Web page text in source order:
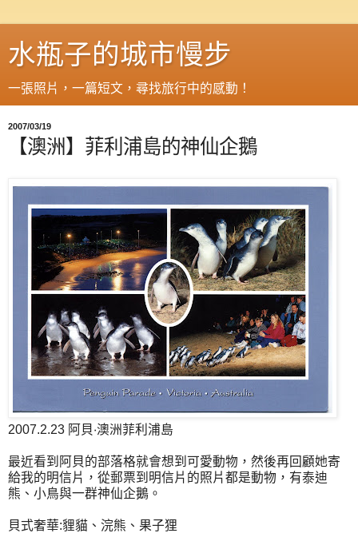
水瓶子的城市慢步
一張照片，一篇短文，尋找旅行中的感動！
2007/03/19
【澳洲】菲利浦島的神仙企鵝
2007.2.23 阿貝‧澳洲菲利浦島
最近看到阿貝的部落格就會想到可愛動物，然後再回顧她寄
給我的明信片，從郵票到明信片的照片都是動物，有泰迪
熊、小鳥與一群神仙企鵝。
貝式奢華:貍貓、浣熊、果子狸